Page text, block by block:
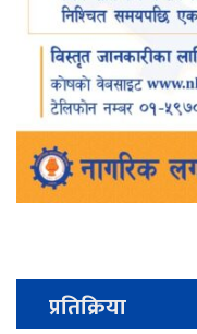
प्रतिक्रिया